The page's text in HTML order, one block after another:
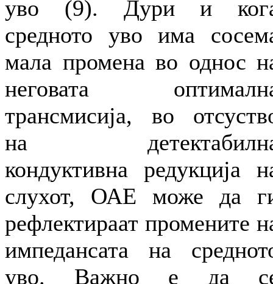
уво (9). Дури и
средното уво има
мала промена во однос
неговата
трансмисија, во
на
кондуктивна редукција
слухот, ОАЕ може да
рефлектираат промените
импедансата на
уво. Важно е да